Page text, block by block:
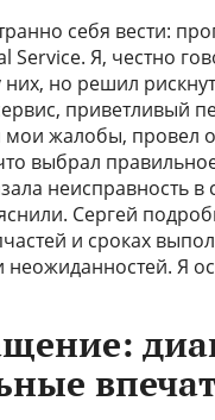
себя вести:
Service. Я, честно
но решил
приветливый
жалобы, провел
выбрал
неисправность
Сергей
и сроках
неожиданностей. Я